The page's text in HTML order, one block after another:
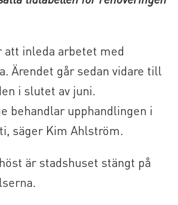
inleda arbetet med
Ärendet går sedan vidare till
i slutet av juni.
behandlar upphandlingen i
säger Kim Ahlström.
är stadshuset stängt på